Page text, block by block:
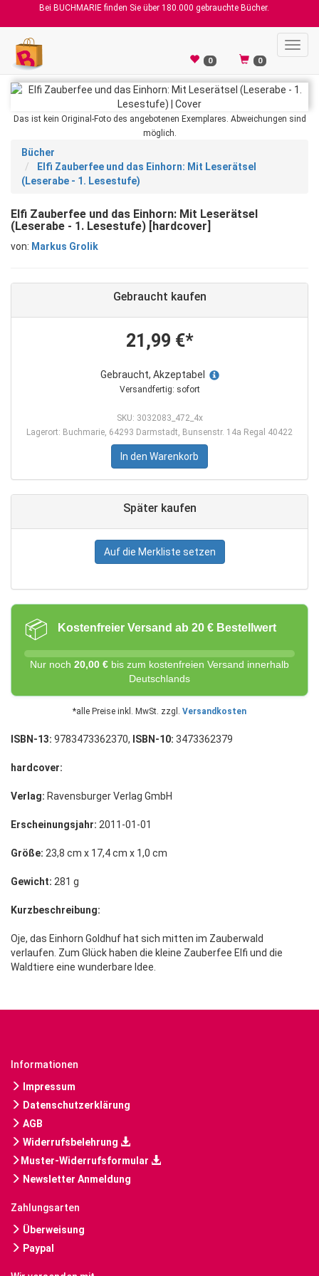
Bei BUCHMARIE finden Sie über 180.000 gebrauchte Bücher.
0 0
Das ist kein Original-Foto des angebotenen Exemplares. Abweichungen sind
möglich.
Bücher
Elfi Zauberfee und das Einhorn: Mit Leserätsel
(Leserabe - 1. Lesestufe)
Elfi Zauberfee und das Einhorn: Mit Leserätsel
(Leserabe - 1. Lesestufe) [hardcover]
von: Markus Grolik
Gebraucht kaufen
21,99 €*
Gebraucht, Akzeptabel
Versandfertig: sofort
SKU: 3032083_472_4x
Lagerort: Buchmarie, 64293 Darmstadt, Bunsenstr. 14a Regal 40422
In den Warenkorb
Später kaufen
Auf die Merkliste setzen
📦 Kostenfreier Versand ab 20 € Bestellwert
Nur noch 20,00 € bis zum kostenfreien Versand innerhalb
Deutschlands
*alle Preise inkl. MwSt. zzgl. Versandkosten
ISBN-13: 9783473362370, ISBN-10: 3473362379
hardcover:
Verlag: Ravensburger Verlag GmbH
Erscheinungsjahr: 2011-01-01
Größe: 23,8 cm x 17,4 cm x 1,0 cm
Gewicht: 281 g
Kurzbeschreibung:
Oje, das Einhorn Goldhuf hat sich mitten im Zauberwald
verlaufen. Zum Glück haben die kleine Zauberfee Elfi und die
Waldtiere eine wunderbare Idee.
Informationen
Impressum
Datenschutzerklärung
AGB
Widerrufsbelehrung
Muster-Widerrufsformular
Newsletter Anmeldung
Zahlungsarten
Überweisung
Paypal